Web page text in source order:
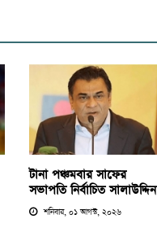
টানা পঞ্চমবার সাফের
সভাপতি নির্বাচিত সালাউদ্দিন
শনিবার, ০১ আগস্ট, ২০২৬